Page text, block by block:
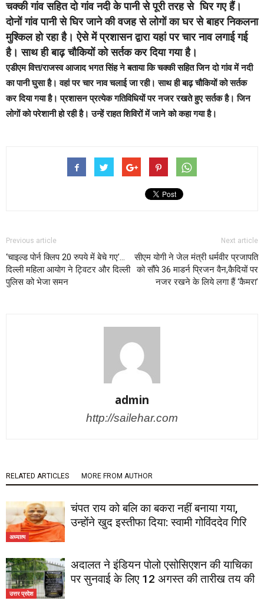
चक्की गांव सहित दो गांव नदी के पानी से पूरी तरह से घिर गए हैं।
दोनों गांव पानी से घिर जाने की वजह से लोगों का घर से बाहर निकलना
मुश्किल हो रहा है। ऐसे में प्रशासन द्वारा यहां पर चार नाव लगाई गई
है। साथ ही बाढ़ चौकियों को सर्तक कर दिया गया है।
एडीएम वित्त/राजस्व आजाद भगत सिंह ने बताया कि चक्की सहित जिन दो गांव में नदी
का पानी घुसा है। वहां पर चार नाव चलाई जा रही। साथ ही बाढ़ चौकियों को सर्तक
कर दिया गया है। प्रशासन प्रत्येक गतिविधियों पर नजर रखते हुए सर्तक है। जिन
लोगों को परेशानी हो रही है। उन्हें राहत शिविरों में जाने को कहा गया है।
Previous article
‘चाइल्ड पोर्न क्लिप 20 रुपये में बेचे गए’…
दिल्ली महिला आयोग ने ट्विटर और दिल्ली
पुलिस को भेजा समन
Next article
सीएम योगी ने जेल मंत्री धर्मवीर प्रजापति
को सौंपे 36 माडर्न प्रिजन वैन,कैदियों पर
नजर रखने के लिये लगा हैं ‘कैमरा’
admin
http://sailehar.com
RELATED ARTICLES MORE FROM AUTHOR
अध्यात्म
चंपत राय को बलि का बकरा नहीं बनाया गया,
उन्होंने खुद इस्तीफा दिया: स्वामी गोविंददेव गिरि
उत्तर प्रदेश
अदालत ने इंडियन पोलो एसोसिएशन की याचिका
पर सुनवाई के लिए 12 अगस्त की तारीख तय की